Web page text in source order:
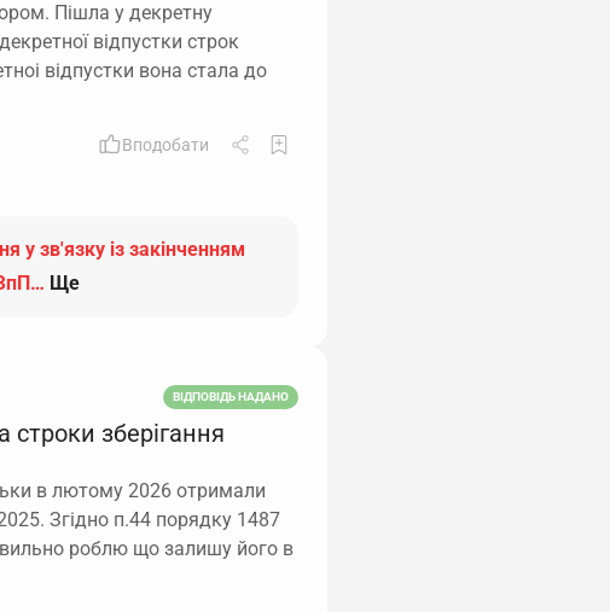
Пішла у декретну
відпустки строк
відпустки вона стала до
Вподобати
у зв'язку із закінченням
Ще
ВІДПОВІДЬ НАДАНО
строки зберігання
в лютому 2026 отримали
Згідно п.44 порядку 1487
роблю що залишу його в